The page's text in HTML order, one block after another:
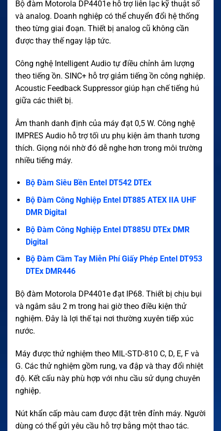
Bộ đàm Motorola DP4401e hỗ trợ liên lạc kỹ thuật số
và analog. Doanh nghiệp có thể chuyển đổi hệ thống
theo từng giai đoạn. Thiết bị analog cũ không cần
được thay thế ngay lập tức.
Công nghệ Intelligent Audio tự điều chỉnh âm lượng
theo tiếng ồn. SINC+ hỗ trợ giảm tiếng ồn công nghiệp.
Acoustic Feedback Suppressor giúp hạn chế tiếng hú
giữa các thiết bị.
Âm thanh danh định của máy đạt 0,5 W. Công nghệ
IMPRES Audio hỗ trợ tối ưu phụ kiện âm thanh tương
thích. Giọng nói nhờ đó dễ nghe hơn trong môi trường
nhiều tiếng máy.
Bộ Đàm Siêu Bền Entel DT542 DTEx
Bộ Đàm Công Nghiệp Entel DT885 ATEX IIA UHF
DMR Digital
Bộ Đàm Công Nghiệp Entel DT885U DTEx DMR
Digital
Bộ Đàm Cầm Tay Miễn Phí Giấy Phép Entel DT953
DTEx DMR446
Bộ đàm Motorola DP4401e đạt IP68. Thiết bị chịu bụi
và ngâm sâu 2 m trong hai giờ theo điều kiện thử
nghiệm. Đây là lợi thế tại nơi thường xuyên tiếp xúc
nước.
Máy được thử nghiệm theo MIL-STD-810 C, D, E, F và
G. Các thử nghiệm gồm rung, va đập và thay đổi nhiệt
độ. Kết cấu này phù hợp với nhu cầu sử dụng chuyên
nghiệp.
Nút khẩn cấp màu cam được đặt trên đỉnh máy. Người
dùng có thể gửi yêu cầu hỗ trợ bằng một thao tác.